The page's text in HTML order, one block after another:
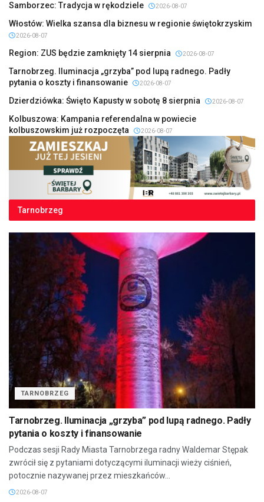
Samborzec: Tradycja w rękodziele 2026-08-07
Włostów: Wielka szansa dla biznesu w regionie świętokrzyskim
2026-08-07
Region: ZUS będzie zamknięty 14 sierpnia 2026-08-07
Tarnobrzeg. Iluminacja „grzyba” pod lupą radnego. Padły
pytania o koszty i finansowanie
2026-08-07
Dzierdziówka: Święto Kapusty w sobotę 8 sierpnia 2026-08-07
Kolbuszowa: Kampania referendalna w powiecie
kolbuszowskim już rozpoczęta
2026-08-07
Tarnobrzeg
TARNOBRZEG
Tarnobrzeg. Iluminacja „grzyba” pod lupą radnego. Padły
pytania o koszty i finansowanie
Podczas sesji Rady Miasta Tarnobrzega radny Waldemar Stępak
zwrócił się z pytaniami dotyczącymi iluminacji wieży ciśnień,
potocznie nazywanej przez mieszkańców...
2026-08-07